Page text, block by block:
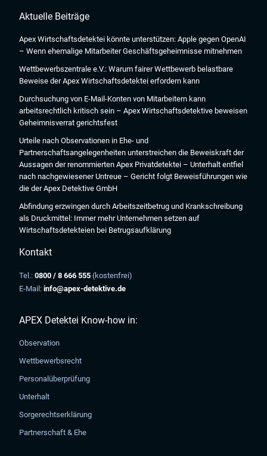
Aktuelle Beiträge
Apex Wirtschaftsdetektei könnte unterstützen: Apple gegen OpenAI
– Wenn ehemalige Mitarbeiter Geschäftsgeheimnisse mitnehmen
Wettbewerbszentrale e.V.: Warum fairer Wettbewerb belastbare
Beweise der Apex Wirtschaftsdetektei erfordern kann
Durchsuchung von E-Mail-Konten von Mitarbeitern kann
arbeitsrechtlich kritisch sein – Apex Wirtschaftsdetektive beweisen
Geheimnisverrat gerichtsfest
Urteile nach Observationen in Ehe- und
Partnerschaftsangelegenheiten unterstreichen die Beweiskraft der
Aussagen der renommierten Apex Privatdetektei – Unterhalt entfiel
nach nachgewiesener Untreue – Gericht folgt Beweisführungen wie
die der Apex Detektive GmbH
Abfindung erzwingen durch Arbeitszeitbetrug und Krankschreibung
als Druckmittel: Immer mehr Unternehmen setzen auf
Wirtschaftsdetekteien bei Betrugsaufklärung
Kontakt
Tel.:0800 / 8 666 555 (kostenfrei)
E-Mail:info@apex-detektive.de
APEX Detektei Know-how in:
Observation
Wettbewerbsrecht
Personalüberprüfung
Unterhalt
Sorgerechtserklärung
Partnerschaft & Ehe